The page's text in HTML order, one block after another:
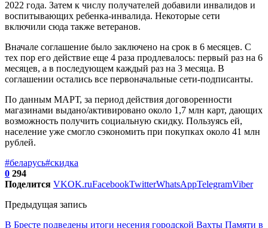
2022 года. Затем к числу получателей добавили инвалидов и
воспитывающих ребенка-инвалида. Некоторые сети
включили сюда также ветеранов.
Вначале соглашение было заключено на срок в 6 месяцев. С
тех пор его действие еще 4 раза продлевалось: первый раз на 6
месяцев, а в последующем каждый раз на 3 месяца. В
соглашении остались все первоначальные сети-подписанты.
По данным МАРТ, за период действия договоренности
магазинами выдано/активировано около 1,7 млн карт, дающих
возможность получить социальную скидку. Пользуясь ей,
население уже смогло сэкономить при покупках около 41 млн
рублей.
#беларусь#скидка
0 294
Поделится VKOK.ruFacebookTwitterWhatsAppTelegramViber
Предыдущая запись
В Бресте подведены итоги несения городской Вахты Памяти в